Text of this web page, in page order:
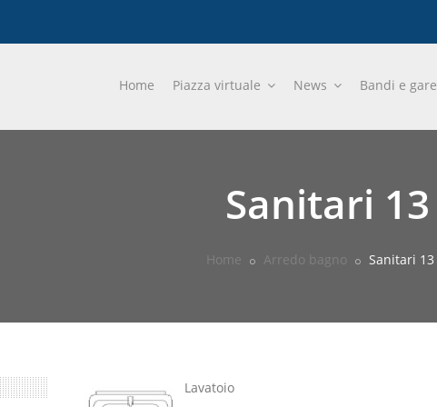
Home Piazza virtuale News Bandi e gare
Sanitari 13
Home Arredo bagno Sanitari 13
Lavatoio